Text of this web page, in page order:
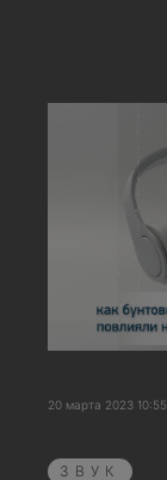
20 марта 2023 10:55
ЗВУК